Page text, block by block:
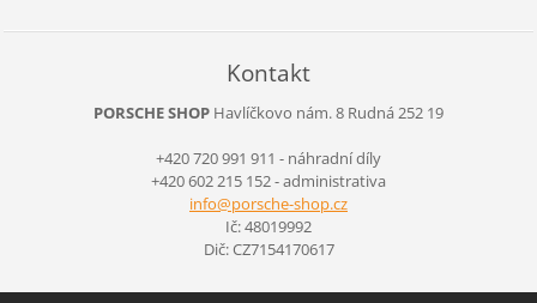
Kontakt
PORSCHE SHOP Havlíčkovo nám. 8 Rudná 252 19
+420 720 991 911 - náhradní díly
+420 602 215 152 - administrativa
info@porsche-shop.cz
Ič: 48019992
Dič: CZ7154170617